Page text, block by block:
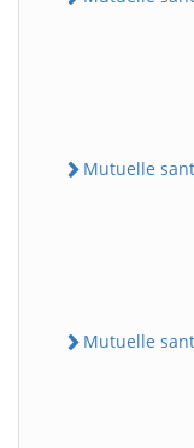
Mutuelle
Mutuelle